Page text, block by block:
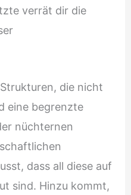
verrät dir die
die nicht
eine begrenzte
nüchternen
dass all diese auf
sind. Hinzu kommt,